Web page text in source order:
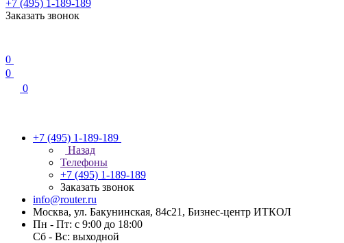
+7 (495) 1-189-189
Заказать звонок
0
0
0
+7 (495) 1-189-189
Назад
Телефоны
+7 (495) 1-189-189
Заказать звонок
info@router.ru
Москва, ул. Бакунинская, 84с21, Бизнес-центр ИТКОЛ
Пн - Пт: с 9:00 до 18:00
Cб - Вс: выходной